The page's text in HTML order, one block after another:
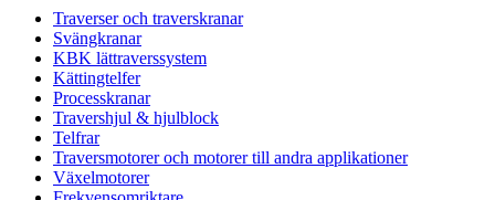
Traverser och traverskranar
Svängkranar
KBK lättraverssystem
Kättingtelfer
Processkranar
Travershjul & hjulblock
Telfrar
Traversmotorer och motorer till andra applikationer
Växelmotorer